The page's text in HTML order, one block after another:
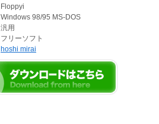
Floppyi
Windows 98/95 MS-DOS
汎用
フリーソフト
hoshi mirai